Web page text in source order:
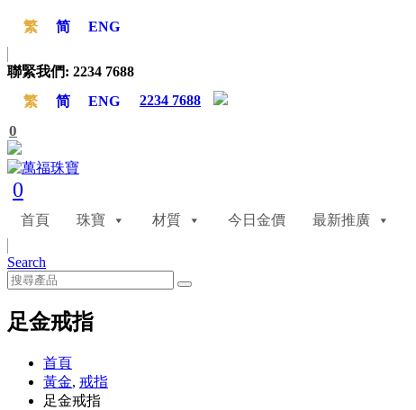
繁 简 ENG
聯緊我們: 2234 7688
繁
简 ENG 2234 7688
0
0
首頁 珠寶 材質 今日金價 最新推廣
Search
足金戒指
首頁
黃金, 戒指
足金戒指